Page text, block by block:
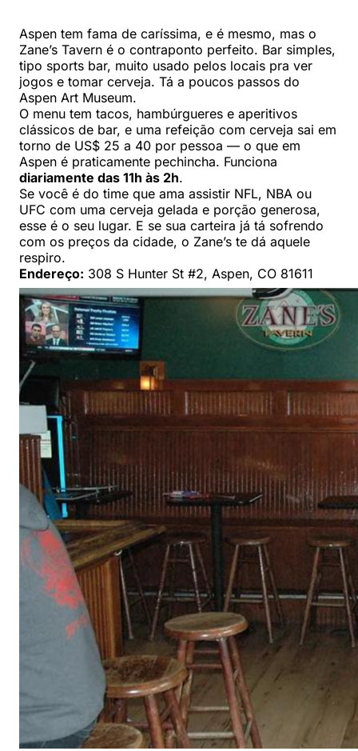
Aspen tem fama de caríssima, e é mesmo, mas o
Zane’s Tavern é o contraponto perfeito. Bar simples,
tipo sports bar, muito usado pelos locais pra ver
jogos e tomar cerveja. Tá a poucos passos do
Aspen Art Museum.
O menu tem tacos, hambúrgueres e aperitivos
clássicos de bar, e uma refeição com cerveja sai em
torno de US$ 25 a 40 por pessoa — o que em
Aspen é praticamente pechincha. Funciona
diariamente das 11h às 2h.
Se você é do time que ama assistir NFL, NBA ou
UFC com uma cerveja gelada e porção generosa,
esse é o seu lugar. E se sua carteira já tá sofrendo
com os preços da cidade, o Zane’s te dá aquele
respiro.
Endereço: 308 S Hunter St #2, Aspen, CO 81611